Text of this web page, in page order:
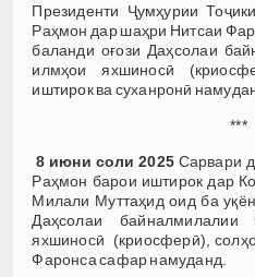
Президенти Ҷумҳурии
Раҳмон дар шаҳри Нитсаи
баланди оғози Даҳсолаи
илмҳои яхшиносӣ
иштирок ва суханронӣ
***
8 июни соли 2025Сарвари
Раҳмон барои иштирок дар
Милали Муттаҳид оид ба
Даҳсолаи
яхшиносӣ (криосферӣ),
Фаронса сафар намуданд.